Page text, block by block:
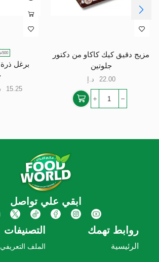
مزيج دقيق كيك كاكاو من دكتور
جلوتين
22.00 د.إ
500غرام
برغل
15.25
ابقي علي تواصل
روابط تهمك
الرئيسية
التصنيفات
الملف التعريفي